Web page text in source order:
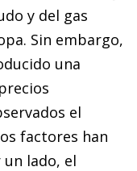
y del gas
Sin embargo,
una
el
factores han
lado, el